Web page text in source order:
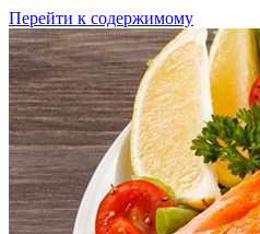
Перейти к содержимому